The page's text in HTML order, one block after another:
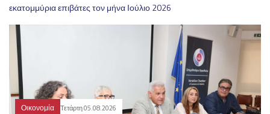
εκατομμύρια επιβάτες τον μήνα Ιούλιο 2026
Οικονομία Τετάρτη 05.08.2026